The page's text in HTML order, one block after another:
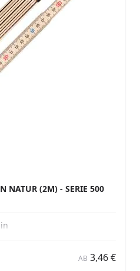
NATUR (2M) - SERIE 500
AB 3,46 €